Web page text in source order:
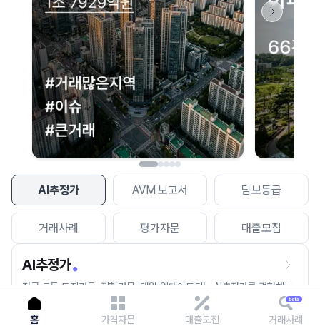
AI추정가 AVM 보고서 담보등급
거래사례 평가자문 대출모집
AI추정가
전국 모든 토지건물, 집합건물, 매월 업데이트되는 AI추정가를 경험해보
세요.
현재 네이버 지도 연결이 원활하지 않아 지도를 불러올 수 없습니다.
이용에 불편을 드려 죄송합니다.
다시 시도
홈 가격자문 대출모집 거래사례